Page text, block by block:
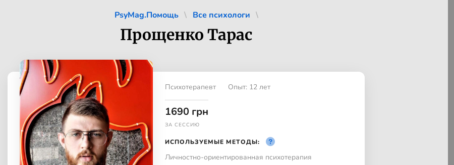
PsyMag.Помощь Все психологи
Прощенко Тарас
Психотерапевт Опыт: 12 лет
1690 грн
ЗА СЕССИЮ
ИСПОЛЬЗУЕМЫЕ МЕТОДЫ:
Личностно-ориентированная психотерапия